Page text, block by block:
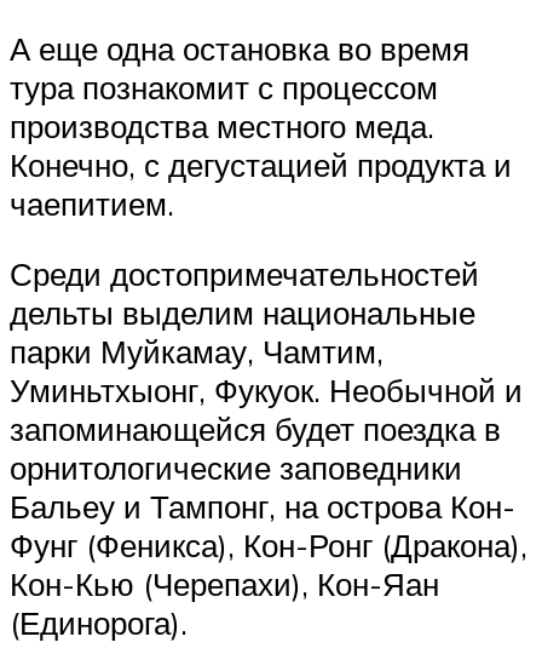
А еще одна остановка во время
тура познакомит с процессом
производства местного меда.
Конечно, с дегустацией продукта и
чаепитием.
Среди достопримечательностей
дельты выделим национальные
парки Муйкамау, Чамтим,
Уминьтхыонг, Фукуок. Необычной и
запоминающейся будет поездка в
орнитологические заповедники
Бальеу и Тампонг, на острова Кон-
Фунг (Феникса), Кон-Ронг (Дракона),
Кон-Кью (Черепахи), Кон-Яан
(Единорога).